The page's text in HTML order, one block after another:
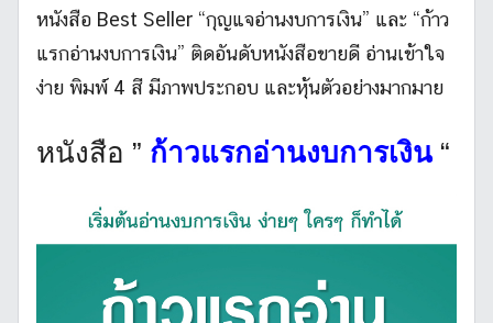
หนังสือ Best Seller “กุญแจอ่านงบการเงิน” และ “ก้าว
แรกอ่านงบการเงิน” ติดอันดับหนังสือขายดี อ่านเข้าใจ
ง่าย พิมพ์ 4 สี มีภาพประกอบ และหุ้นตัวอย่างมากมาย
หนังสือ ” ก้าวแรกอ่านงบการเงิน “